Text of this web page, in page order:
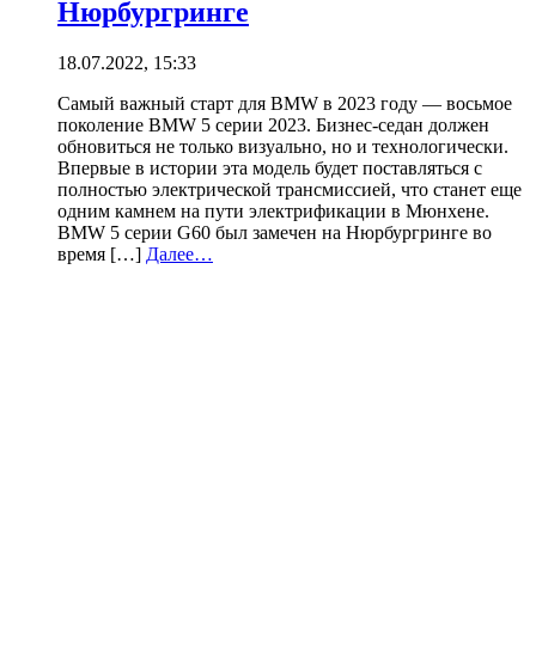
Нюрбургринге
18.07.2022, 15:33
Самый важный старт для BMW в 2023 году — восьмое
поколение BMW 5 серии 2023. Бизнес-седан должен
обновиться не только визуально, но и технологически.
Впервые в истории эта модель будет поставляться с
полностью электрической трансмиссией, что станет еще
одним камнем на пути электрификации в Мюнхене.
BMW 5 серии G60 был замечен на Нюрбургринге во
время […] Далее…